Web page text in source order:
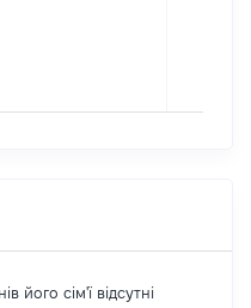
його сім'ї відсутні